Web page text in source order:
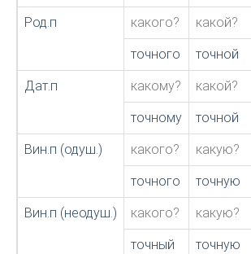
Род.п какого? какой?
точного точной
Дат.п какому? какой?
точному точной
Вин.п (одуш.) какого? какую?
точного точную
Вин.п (неодуш.) какого? какую?
точный точную